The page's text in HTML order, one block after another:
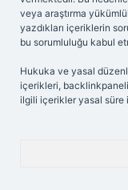
veya araştırma
yazdıkları içeriklerin
bu sorumluluğu kabul
Hukuka ve yasal
içerikleri,
ilgili içerikler yasal süre